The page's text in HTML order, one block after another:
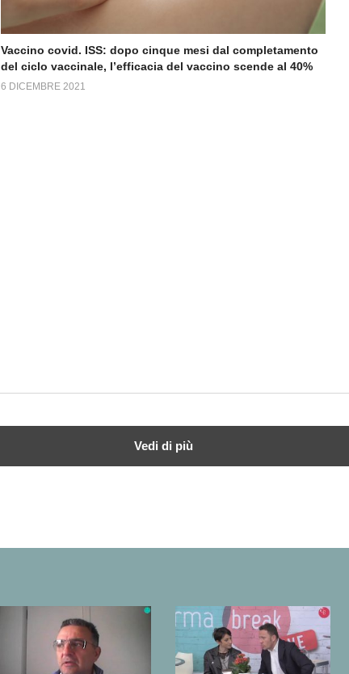
Vaccino covid. ISS: dopo cinque mesi dal completamento
del ciclo vaccinale, l’efficacia del vaccino scende al 40%
6 DICEMBRE 2021
Vedi di più